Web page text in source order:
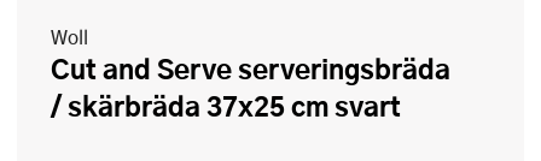
Woll
Cut and Serve serveringsbräda
/ skärbräda 37x25 cm svart